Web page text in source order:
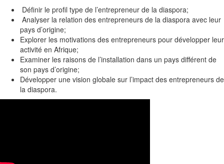
Définir le profil type de l’entrepreneur de la diaspora;
Analyser la relation des entrepreneurs de la diaspora avec leur
pays d’origine;
Explorer les motivations des entrepreneurs pour développer leur
activité en Afrique;
Examiner les raisons de l’installation dans un pays différent de
son pays d’origine;
Développer une vision globale sur l’impact des entrepreneurs de
la diaspora.